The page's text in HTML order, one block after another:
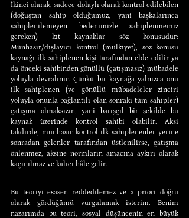
İkinci olarak, sadece dolaylı olarak kontrol edilebilen
(doğuştan sahip olduğumuz, yani başkalarınca
sahiplenilemeyen bedenimizle sahiplenmemiz
gereken) kıt kaynaklar söz konusudur:
Münhasır/dışlayıcı kontrol (mülkiyet), söz konusu
kaynağı ilk sahiplenen kişi tarafından elde edilir ya
da önceki sahibinden gönüllü (çatışmasız) mübadele
yoluyla devralınır. Çünkü bir kaynağa yalnızca onu
ilk sahiplenen (ve gönüllü mübadeleler zinciri
yoluyla onunla bağlantılı olan sonraki tüm sahipler)
çatışma olmaksızın, yani barışçıl bir şekilde bu
kaynak üzerinde kontrol sahibi olabilir. Aksi
takdirde, münhasır kontrol ilk sahiplenenler yerine
sonradan gelenler tarafından üstlenilirse, çatışma
önlenmez, aksine normların amacına aykırı olarak
kaçınılmaz ve kalıcı hâle gelir.
Bu teoriyi esasen reddedilemez ve a priori doğru
olarak gördüğümü vurgulamak isterim. Benim
nazarımda bu teori, sosyal düşüncenin en büyük